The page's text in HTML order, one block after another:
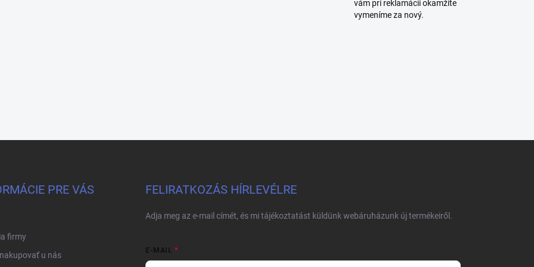
vám pri reklamácii okamžite
vymeníme za nový.
PRE VÁS
firmy
u nás
FELIRATKOZÁS HÍRLEVÉLRE
Adja meg az e-mail címét, és mi tájékoztatást küldünk webáruházunk új termékeiről.
E-MAIL